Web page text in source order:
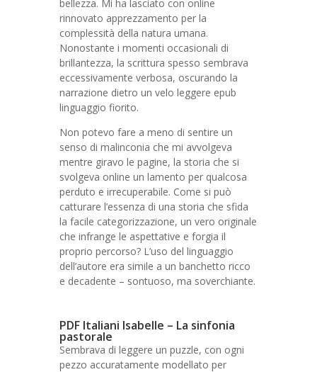
bellezza. Mi ha lasciato con online
rinnovato apprezzamento per la
complessità della natura umana.
Nonostante i momenti occasionali di
brillantezza, la scrittura spesso sembrava
eccessivamente verbosa, oscurando la
narrazione dietro un velo leggere epub
linguaggio fiorito.
Non potevo fare a meno di sentire un
senso di malinconia che mi avvolgeva
mentre giravo le pagine, la storia che si
svolgeva online un lamento per qualcosa
perduto e irrecuperabile. Come si può
catturare l’essenza di una storia che sfida
la facile categorizzazione, un vero originale
che infrange le aspettative e forgia il
proprio percorso? L’uso del linguaggio
dell’autore era simile a un banchetto ricco
e decadente – sontuoso, ma soverchiante.
PDF Italiani Isabelle – La sinfonia
pastorale
Sembrava di leggere un puzzle, con ogni
pezzo accuratamente modellato per